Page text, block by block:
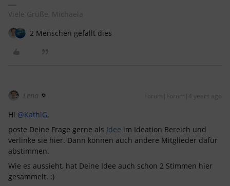
Viele Grüße, Michaela
2 Menschen gefällt dies
Lena Forum|Forum|4 years ago
Hi @KathiG,
poste Deine Frage gerne als Idee im Ideation Bereich und
verlinke sie hier. Dann können auch andere Mitglieder dafür
abstimmen.
Wie es aussieht, hat Deine Idee auch schon 2 Stimmen hier
gesammelt. :)